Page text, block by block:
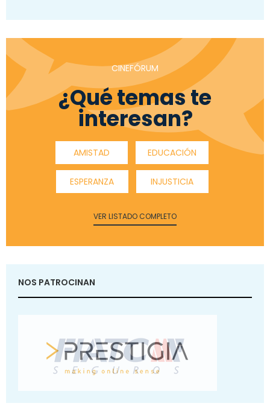
CINEFÓRUM
¿Qué temas te
interesan?
AMISTAD EDUCACIÓN
ESPERANZA INJUSTICIA
VER LISTADO COMPLETO
NOS PATROCINAN